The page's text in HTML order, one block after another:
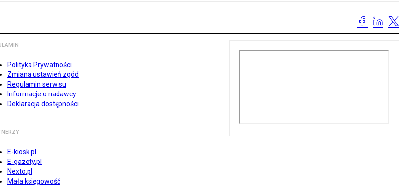
Polityka Prywatności
Zmiana ustawień zgód
Regulamin serwisu
Informacje o nadawcy
Deklaracja dostępności
E-kiosk.pl
E-gazety.pl
Nexto.pl
Mała księgowość